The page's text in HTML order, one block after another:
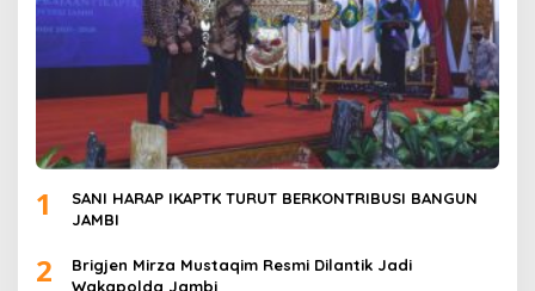
1
SANI HARAP IKAPTK TURUT BERKONTRIBUSI BANGUN
JAMBI
2
Brigjen Mirza Mustaqim Resmi Dilantik Jadi
Wakapolda Jambi